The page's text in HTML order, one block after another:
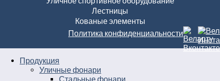
Лестницы
Кованые элементы
Политика конфиденциальности
Продукция
Уличные фонари
Стальные фонари